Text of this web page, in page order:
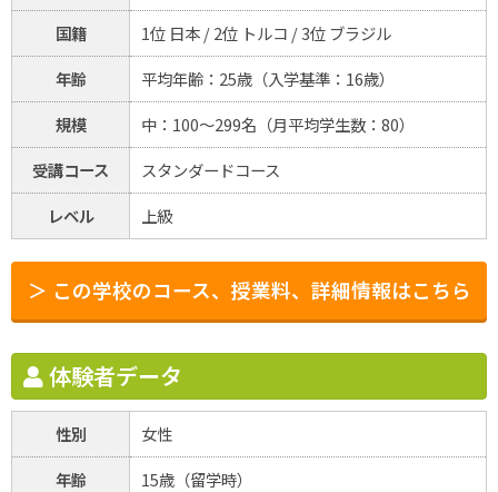
国籍
1位 日本 / 2位 トルコ / 3位 ブラジル
年齢
平均年齢：25歳（入学基準：16歳）
規模
中：100～299名（月平均学生数：80）
受講コース
スタンダードコース
レベル
上級
＞ この学校のコース、授業料、詳細情報はこちら
体験者データ
性別
女性
年齢
15歳（留学時）